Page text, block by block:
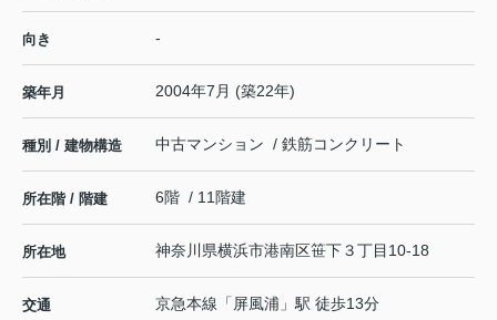
向き -
築年月 2004年7月 (築22年)
種別 / 建物構造 中古マンション / 鉄筋コンクリート
所在階 / 階建 6階 / 11階建
所在地 神奈川県横浜市港南区笹下３丁目10-18
交通 京急本線 「 屏風浦 」駅 徒歩13分